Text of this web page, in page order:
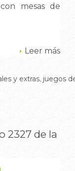
mesas de
Leer más
y extras, juegos
2327 de la